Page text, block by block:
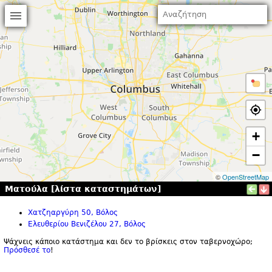
+
−
©OpenStreetMap
Ματούλα [λίστα καταστημάτων]
Χατζηαργύρη 50, Βόλος
Ελευθερίου Βενιζέλου 27, Βόλος
Ψάχνεις κάποιο κατάστημα και δεν το βρίσκεις στον ταβερνοχώρο;
Πρόσθεσέ το!